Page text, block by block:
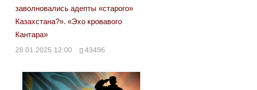
заволновались адепты «старого»
Казахстана?». «Эхо кровавого
Кантара»
28.01.2025 12:00 43496